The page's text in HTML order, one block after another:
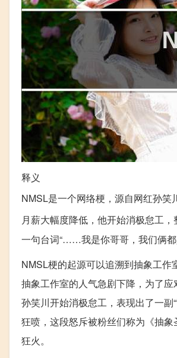
释义
NMSL是一个网络梗，源自网红孙
月薪大幅度降低，他开始消极怠工
一句台词“……我是你哥哥，我们俩
NMSL梗的起源可以追溯到抽象工
抽象工作室的人气急剧下降，为了
孙笑川开始消极怠工，表现出了一副
狂喷，这段怒斥被粉丝们称为《抽
狂火。